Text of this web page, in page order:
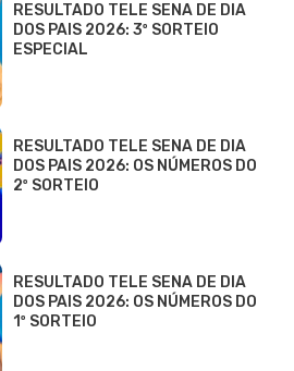
RESULTADO TELE SENA DE DIA
DOS PAIS 2026: 3º SORTEIO
ESPECIAL
RESULTADO TELE SENA DE DIA
DOS PAIS 2026: OS NÚMEROS DO
2º SORTEIO
RESULTADO TELE SENA DE DIA
DOS PAIS 2026: OS NÚMEROS DO
1º SORTEIO